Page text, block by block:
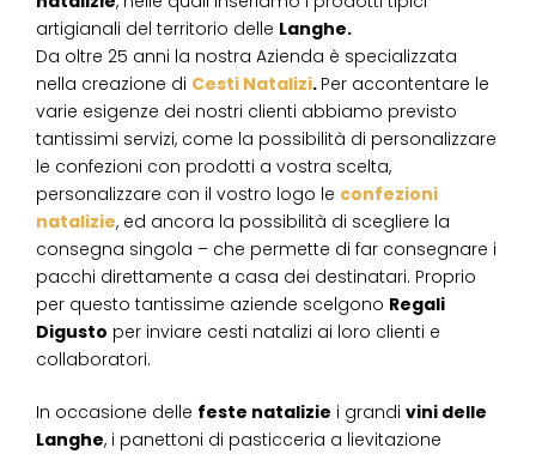
artigianali del territorio delle Langhe.
Da oltre 25 anni la nostra Azienda è specializzata
nella creazione di Cesti Natalizi. Per accontentare le
varie esigenze dei nostri clienti abbiamo previsto
tantissimi servizi, come la possibilità di personalizzare
le confezioni con prodotti a vostra scelta,
personalizzare con il vostro logo le confezioni
natalizie, ed ancora la possibilità di scegliere la
consegna singola – che permette di far consegnare i
pacchi direttamente a casa dei destinatari. Proprio
per questo tantissime aziende scelgono Regali
Digusto per inviare cesti natalizi ai loro clienti e
collaboratori.
In occasione delle feste natalizie i grandi vini delle
Langhe, i panettoni di pasticceria a lievitazione